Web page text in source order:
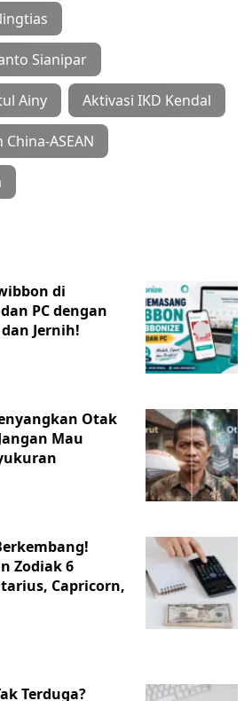
Sianipar
Ainy Aktivasi IKD Kendal
ASEAN
di
PC dengan
Jernih!
Otak
Mau
Zodiak 6
Capricorn,
Terduga?